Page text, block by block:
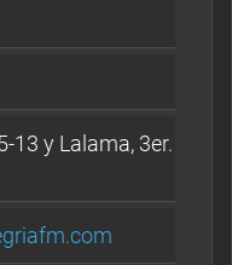
13 y Lalama, 3er.